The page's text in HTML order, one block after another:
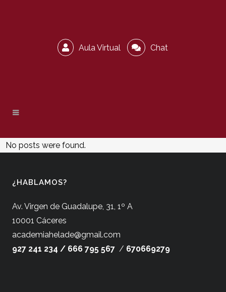
Aula Virtual Chat
No posts were found.
¿HABLAMOS?
Av. Virgen de Guadalupe, 31, 1º A
10001 Cáceres
academiahelade@gmail.com
927 241 234 / 666 795 567 / 670669279